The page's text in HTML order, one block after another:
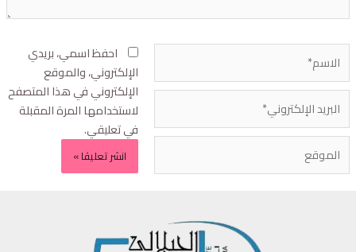
احفظ اسمي، بريدي
الإلكتروني، والموقع
الإلكتروني في هذا المتصفح
لاستخدامها المرة المقبلة
في تعليقي.